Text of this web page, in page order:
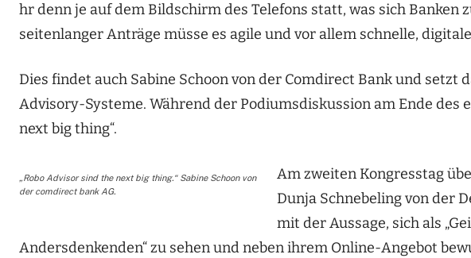
hr denn je auf dem Bildschirm des Telefons statt, was sich Banken
seitenlanger Anträge müsse es agile und vor allem schnelle,
Dies findet auch Sabine Schoon von der Comdirect Bank und setzt
Advisory-Systeme. Während der Podiumsdiskussion am Ende des
next big thing“.
„Robo Advisor sind the next big thing.“ Sabine Schoon von
der comdirect bank AG.
Am zweiten Kongresstag
Dunja Schnebeling von der
mit der Aussage, sich als
Andersdenkenden“ zu sehen und neben ihrem Online-Angebot